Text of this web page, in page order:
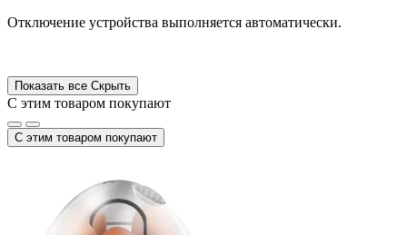
Отключение устройства выполняется автоматически.
Показать все Скрыть
С этим товаром покупают
С этим товаром покупают